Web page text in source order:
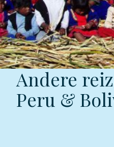
Andere
Peru &